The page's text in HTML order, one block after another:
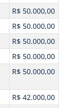
R$ 50.000,00
R$ 50.000,00
R$ 50.000,00
R$ 50.000,00
R$ 50.000,00
R$ 42.000,00